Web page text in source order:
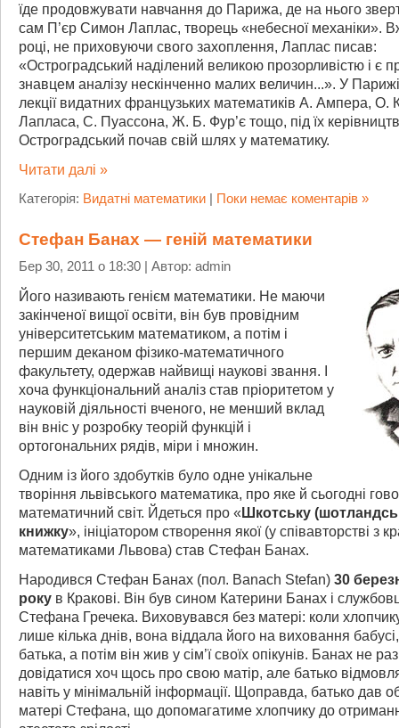
їде продовжувати навчання до Парижа, де на нього
сам П’єр Симон Лаплас, творець «небесної механіки».
році, не приховуючи свого захоплення, Лаплас писав:
«Остроградський наділений великою прозорливістю і є
знавцем аналізу нескінченно малих величин...». У
лекції видатних французьких математиків А. Ампера, О.
Лапласа, С. Пуассона, Ж. Б. Фур’є тощо, під їх
Остроградський почав свій шлях у математику.
Читати далі »
Категорія: Видатні математики Поки немає коментарів »
Стефан Банах — геній математики
Бер 30, 2011 о 18:30 | Автор: admin
Його називають генієм математики. Не маючи
закінченої вищої освіти, він був провідним
університетським математиком, а потім і
першим деканом фізико-математичного
факультету, одержав найвищі наукові звання. І
хоча функціональний аналіз став пріоритетом у
науковій діяльності вченого, не менший вклад
він вніс у розробку теорій функцій і
ортогональних рядів, міри і множин.
Одним із його здобутків було одне унікальне
творіння львівського математика, про яке й сьогодні
математичний світ. Йдеться про « Шкотську
книжку», ініціатором створення якої (у співавторстві з
математиками Львова) став Стефан Банах.
Народився Стефан Банах (пол. Banach Stefan) 30
року в Кракові. Він був сином Катерини Банах і
Стефана Гречека. Виховувався без матері: коли
лише кілька днів, вона віддала його на виховання
батька, а потім він жив у сім’ї своїх опікунів. Банах не
довідатися хоч щось про свою матір, але батько
навіть у мінімальній інформації. Щоправда, батько дав
матері Стефана, що допомагатиме хлопчику до